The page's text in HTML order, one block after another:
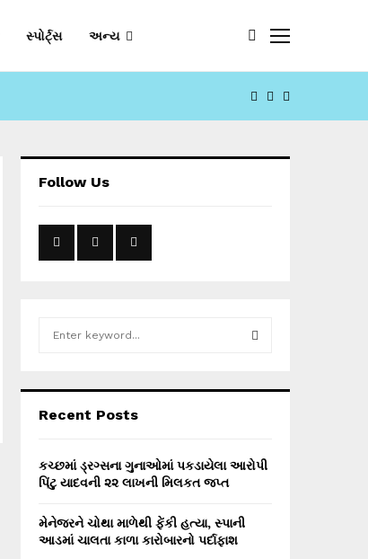
સ્પોર્ટ્સ અન્ય
FACEBOOK
YOUTUBE
Follow Us
h
o
r
Recent Posts
કચ્છમાં ડ્રગ્સના ગુનાઓમાં પકડાયેલા આરોપી
પિંટુ યાદવની ૨૨ લાખની મિલકત જપ્ત
મેનેજરને ચોથા માળેથી ફેંકી હત્યા, સ્પાની
આડમાં ચાલતા કાળા કારોબારનો પર્દાફાશ